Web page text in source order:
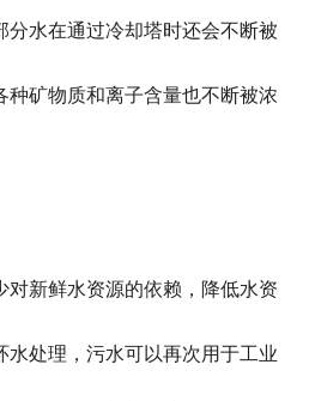
分水在通过冷却塔时还会不断被
种矿物质和离子含量也不断被浓
新鲜水资源的依赖，降低水资
水处理，污水可以再次用于工业